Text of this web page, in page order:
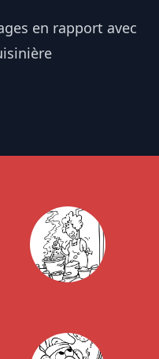
en rapport avec